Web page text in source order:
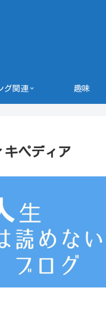
グ関連 趣味
キペディア